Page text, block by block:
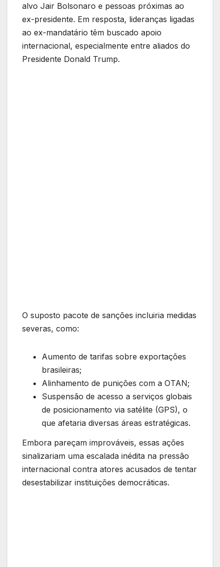
alvo Jair Bolsonaro e pessoas próximas ao
ex-presidente. Em resposta, lideranças ligadas
ao ex-mandatário têm buscado apoio
internacional, especialmente entre aliados do
Presidente Donald Trump.
O suposto pacote de sanções incluiria medidas
severas, como:
Aumento de tarifas sobre exportações
brasileiras;
Alinhamento de punições com a OTAN;
Suspensão de acesso a serviços globais
de posicionamento via satélite (GPS), o
que afetaria diversas áreas estratégicas.
Embora pareçam improváveis, essas ações
sinalizariam uma escalada inédita na pressão
internacional contra atores acusados de tentar
desestabilizar instituições democráticas.